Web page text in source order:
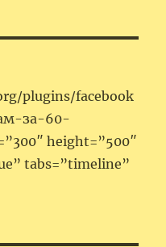
plugins/facebook
за-60-
height=”500″
tabs=”timeline”